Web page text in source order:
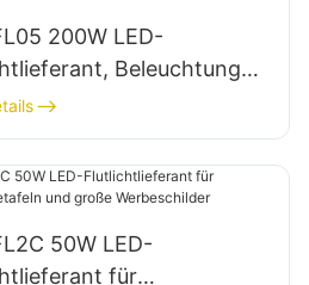
200W LED-
Beleuchtung
und
50W LED-
für